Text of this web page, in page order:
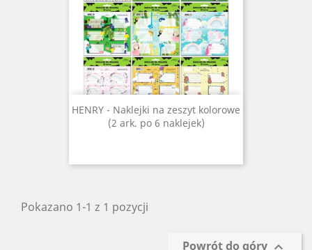
HENRY - Naklejki na zeszyt kolorowe
(2 ark. po 6 naklejek)
Pokazano 1-1 z 1 pozycji
Powrót do góry